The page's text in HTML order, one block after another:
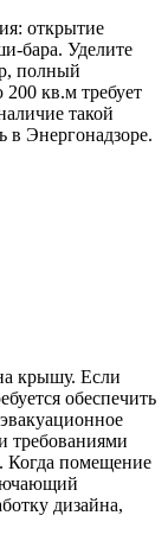
открытие
бара. Уделите
полный
кв.м требует
такой
в Энергонадзоре.
крышу. Если
обеспечить
требованиями
Когда помещение
дизайна,